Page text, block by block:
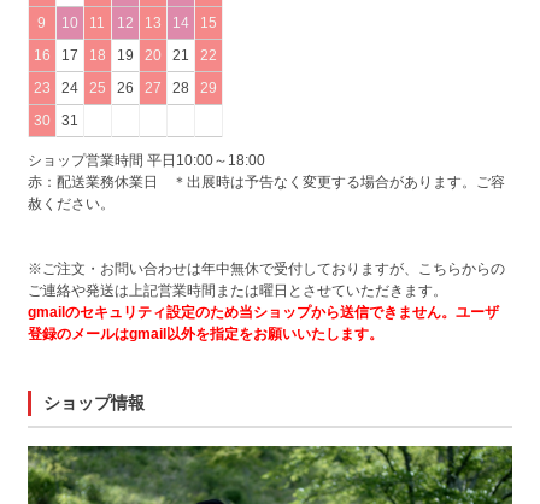
9
10 11 12 13 14
15
16
17 18 19 20 21
22
23
24 25 26 27 28
29
30
31
ショップ営業時間 平日10:00～18:00
赤：配送業務休業日 ＊出展時は予告なく変更する場合があります。ご容
赦ください。
※ご注文・お問い合わせは年中無休で受付しておりますが、こちらからの
ご連絡や発送は上記営業時間または曜日とさせていただきます。
gmailのセキュリティ設定のため当ショップから送信できません。ユーザ
登録のメールはgmail以外を指定をお願いいたします。
ショップ情報